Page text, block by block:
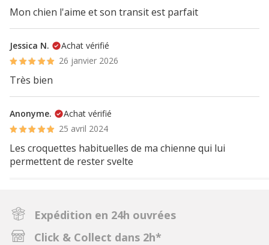
Mon chien l'aime et son transit est parfait
Jessica N.
Achat vérifié
26 janvier 2026
Très bien
Anonyme.
Achat vérifié
25 avril 2024
Les croquettes habituelles de ma chienne qui lui
permettent de rester svelte
Expédition en 24h ouvrées
Click & Collect dans 2h*